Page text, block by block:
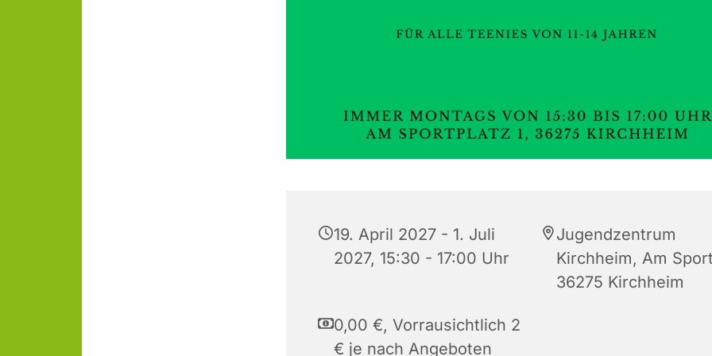
19. April 2027 - 1. Juli
2027, 15:30 - 17:00 Uhr
Jugendzentrum
Kirchheim, Am
36275 Kirchheim
0,00 €, Vorrausichtlich 2
€ je nach Angeboten